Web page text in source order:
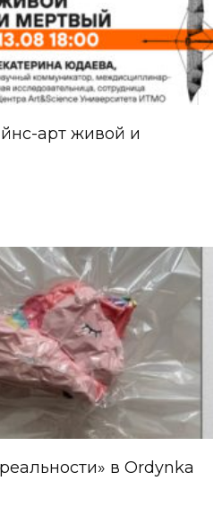
арт живой и
в Ordynka